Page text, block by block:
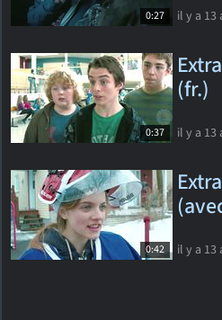
0:27 il y a 13
0:37
(fr.)
il y a 13
0:42 il y a 13